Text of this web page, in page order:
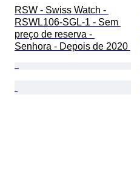
RSW - Swiss Watch -
RSWL106-SGL-1 - Sem
preço de reserva -
Senhora - Depois de 2020